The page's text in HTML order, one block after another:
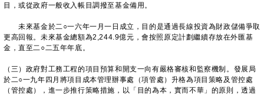
目，或從政府一般收入帳目調撥至基金備用。
未來基金於二○一六年一月一日成立，目的是通過長線投資為財政儲備爭取
更高回報。未來基金總額為2,244.9億元，會按照原定計劃繼續存放在外匯基
金，直至二○二五年年底。
（三）政府對工務工程的項目預算和開支一向有嚴格審核和監察機制。發展局
於二○一九年四月將項目成本管理辦事處（項管處）升格為項目策略及管控處
（管控處），進一步推行策略措施，以「目的為本，實而不華」的原則，透過